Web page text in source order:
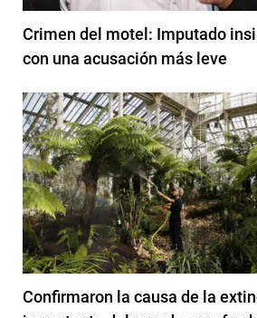
Crimen del motel: Imputado
con una acusación más leve
Confirmaron la causa de la